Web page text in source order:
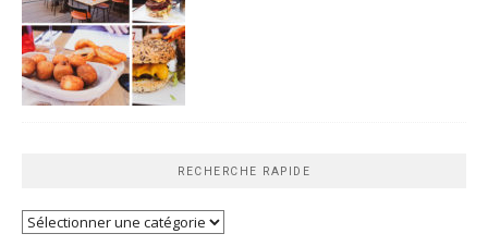
RECHERCHE RAPIDE
Recherche